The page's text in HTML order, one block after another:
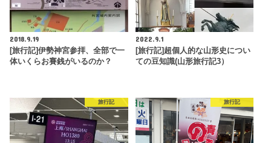
2018.9.19
[旅行記]伊勢神宮参拝、全部で一
体いくらお賽銭がいるのか？
2022.9.1
[旅行記]超個人的な山形史につい
ての豆知識(山形旅行記3）
旅行記 旅行記